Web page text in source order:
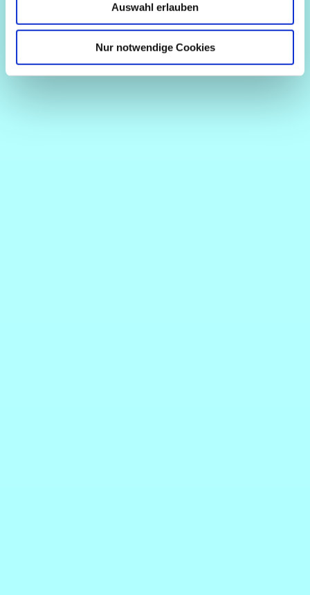
Auswahl erlauben
Nur notwendige Cookies